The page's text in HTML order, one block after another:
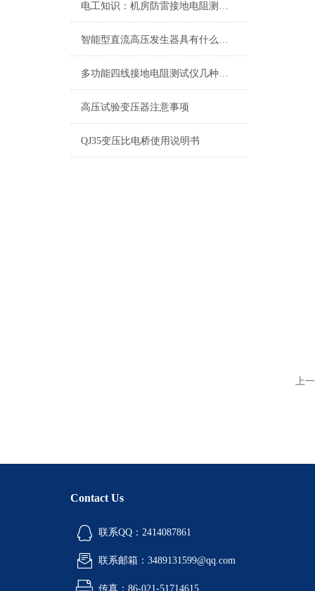
电工知识：机房防雷接地电阻测试仪
智能型直流高压发生器具有什么特点，哪里能买到
多功能四线接地电阻测试仪几种测试方法
高压试验变压器注意事项
QJ35变压比电桥使用说明书
上
Contact Us
联系QQ：2414087861
联系邮箱：3489131599@qq.com
传真：86-021-51714615